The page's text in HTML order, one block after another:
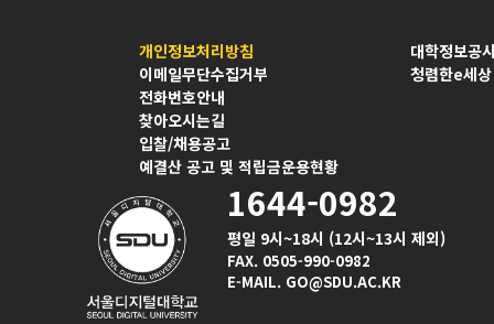
개인정보처리방침
이메일무단수집거부
전화번호안내
찾아오시는길
입찰/채용공고
예결산 공고 및 적립금운용현황
대학정보공
청렴한e세상
1644-0982
평일 9시~18시 (12시~13시 제외)
FAX. 0505-990-0982
E-MAIL. GO@SDU.AC.KR